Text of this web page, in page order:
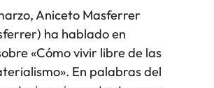
Aniceto Masferrer
ha hablado en
«Cómo vivir libre de las
En palabras del